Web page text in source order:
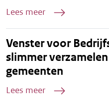
Lees meer
Venster voor
slimmer
gemeenten
Lees meer